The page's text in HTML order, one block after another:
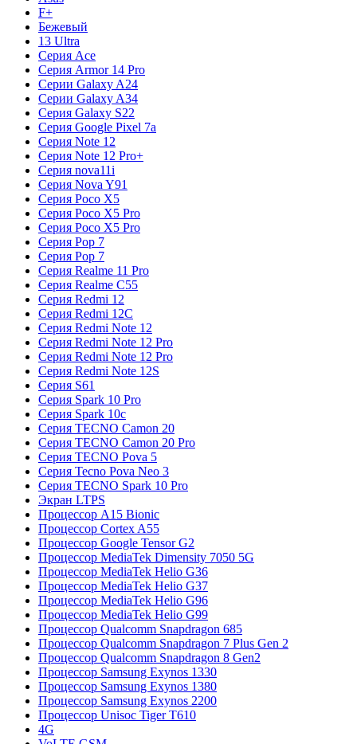
F+
Бежевый
13 Ultra
Серия Ace
Серия Armor 14 Pro
Серии Galaxy A24
Серии Galaxy A34
Серия Galaxy S22
Серия Google Pixel 7a
Серия Note 12
Серия Note 12 Pro+
Серия nova11i
Серия Nova Y91
Серия Poco X5
Серия Poco X5 Pro
Серия Poco X5 Pro
Серия Pop 7
Серия Pop 7
Серия Realme 11 Pro
Серия Realme C55
Серия Redmi 12
Серия Redmi 12C
Серия Redmi Note 12
Серия Redmi Note 12 Pro
Серия Redmi Note 12 Pro
Серия Redmi Note 12S
Серия S61
Серия Spark 10 Pro
Серия Spark 10c
Серия TECNO Camon 20
Серия TECNO Camon 20 Pro
Серия TECNO Pova 5
Серия Tecno Pova Neo 3
Серия TECNO Spark 10 Pro
Экран LTPS
Процессор A15 Bionic
Процессор Cortex A55
Процессор Google Tensor G2
Процессор MediaTek Dimensity 7050 5G
Процессор MediaTek Helio G36
Процессор MediaTek Helio G37
Процессор MediaTek Helio G96
Процессор MediaTek Helio G99
Процессор Qualcomm Snapdragon 685
Процессор Qualcomm Snapdragon 7 Plus Gen 2
Процессор Qualcomm Snapdragon 8 Gen2
Процессор Samsung Exynos 1330
Процессор Samsung Exynos 1380
Процессор Samsung Exynos 2200
Процессор Unisoc Tiger T610
4G